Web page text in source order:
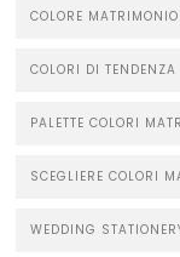
COLORE MATRIMONIO
COLORI DI
PALETTE COLORI
SCEGLIERE COLORI
WEDDING